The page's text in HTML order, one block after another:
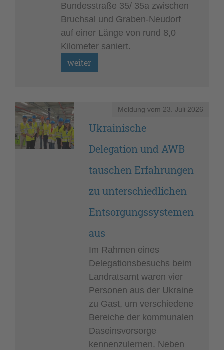
Bundesstraße 35/ 35a zwischen
Bruchsal und Graben-Neudorf
auf einer Länge von rund 8,0
Kilometer saniert.
Meldung vom 23. Juli 2026
Ukrainische
Delegation und AWB
tauschen Erfahrungen
zu unterschiedlichen
Entsorgungssystemen
aus
Im Rahmen eines
Delegationsbesuchs beim
Landratsamt waren vier
Personen aus der Ukraine
zu Gast, um verschiedene
Bereiche der kommunalen
Daseinsvorsorge
kennenzulernen. Neben